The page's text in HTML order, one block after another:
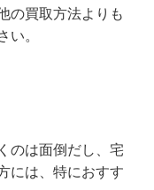
の買取方法よりも
い。
のは面倒だし、宅
には、特におすす